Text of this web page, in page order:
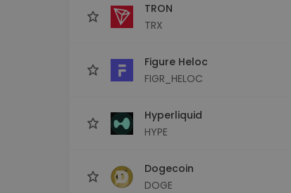
TRON
TRX
Figure Heloc
FIGR_HELOC
Hyperliquid
HYPE
Dogecoin
DOGE